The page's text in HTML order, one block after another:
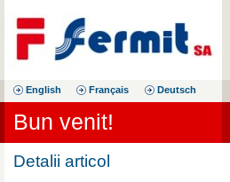
English Français Deutsch
Bun venit!
Detalii articol